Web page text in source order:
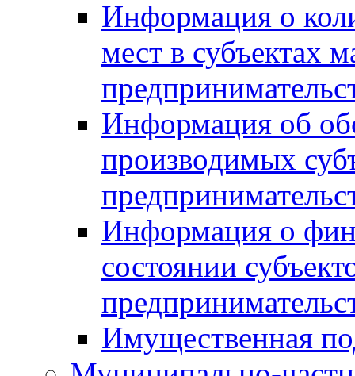
Информация о
мест в субъектах
Информация об
производимых
Информация о
состоянии
Имущественная